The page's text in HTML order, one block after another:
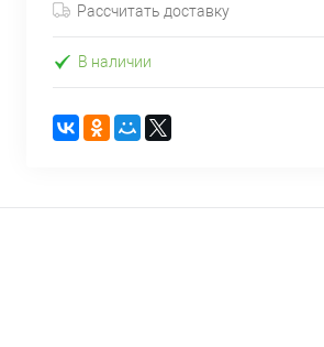
Рассчитать доставку
В наличии